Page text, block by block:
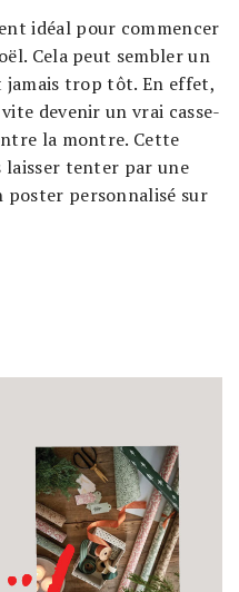
idéal pour commencer
Cela peut sembler un
jamais trop tôt. En effet,
devenir un vrai casse-
la montre. Cette
laisser tenter par une
poster personnalisé sur